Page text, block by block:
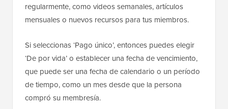
regularmente, como videos semanales, artículos
mensuales o nuevos recursos para tus miembros.
Si seleccionas ‘Pago único’, entonces puedes elegir
‘De por vida’ o establecer una fecha de vencimiento,
que puede ser una fecha de calendario o un período
de tiempo, como un mes desde que la persona
compró su membresía.